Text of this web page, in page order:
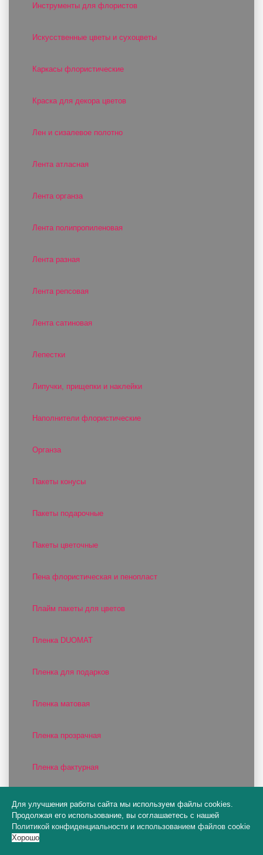
Инструменты для флористов
Искусственные цветы и сухоцветы
Каркасы флористические
Краска для декора цветов
Лен и сизалевое полотно
Лента атласная
Лента органза
Лента полипропиленовая
Лента разная
Лента репсовая
Лента сатиновая
Лепестки
Липучки, прищепки и наклейки
Наполнители флористические
Органза
Пакеты конусы
Пакеты подарочные
Пакеты цветочные
Пена флористическая и пенопласт
Плайм пакеты для цветов
Пленка DUOMAT
Пленка для подарков
Пленка матовая
Пленка прозрачная
Пленка фактурная
Поддоны для оазиса
Для улучшения работы сайта мы используем файлы cookies.
Продолжая его использование, вы соглашаетесь с нашей
Политикой конфиденциальности и использованием файлов cookie
Хорошо